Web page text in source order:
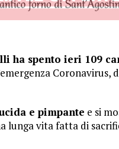
ha spento ieri 109
Coronavirus,
e pimpante e si
lunga vita fatta di